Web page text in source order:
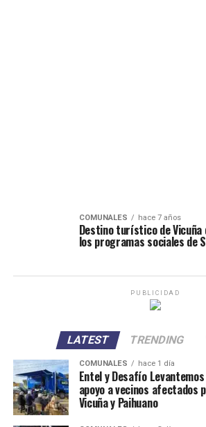
COMUNALES hace 7 años
Destino turístico de
los programas sociales de
PUBLICIDAD
LATEST TRENDING
COMUNALES hace 1 día
Entel y Desafío
apoyo a vecinos afectados
Vicuña y Paihuano